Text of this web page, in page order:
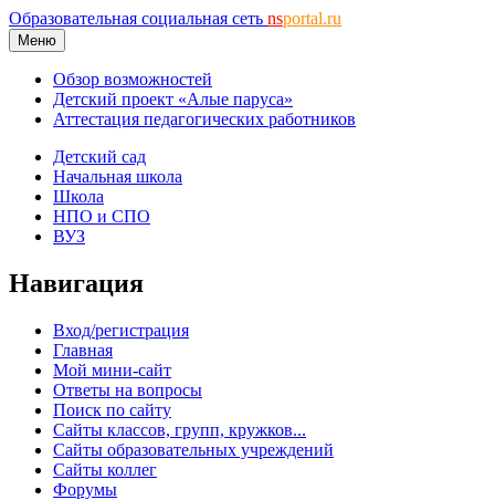
Образовательная социальная сеть nsportal.ru
Меню
Обзор возможностей
Детский проект «Алые паруса»
Аттестация педагогических работников
Детский сад
Начальная школа
Школа
НПО и СПО
ВУЗ
Навигация
Вход/регистрация
Главная
Мой мини-сайт
Ответы на вопросы
Поиск по сайту
Сайты классов, групп, кружков...
Сайты образовательных учреждений
Сайты коллег
Форумы